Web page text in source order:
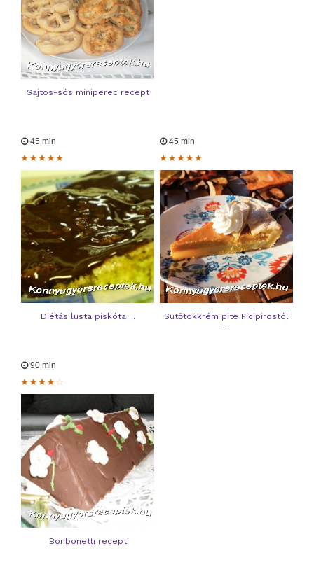
Sajtos-sós miniperec recept
45 min
Diétás lusta piskóta ...
45 min
Sütőtökkrém pite Picipirostól
...
90 min
Bonbonetti recept